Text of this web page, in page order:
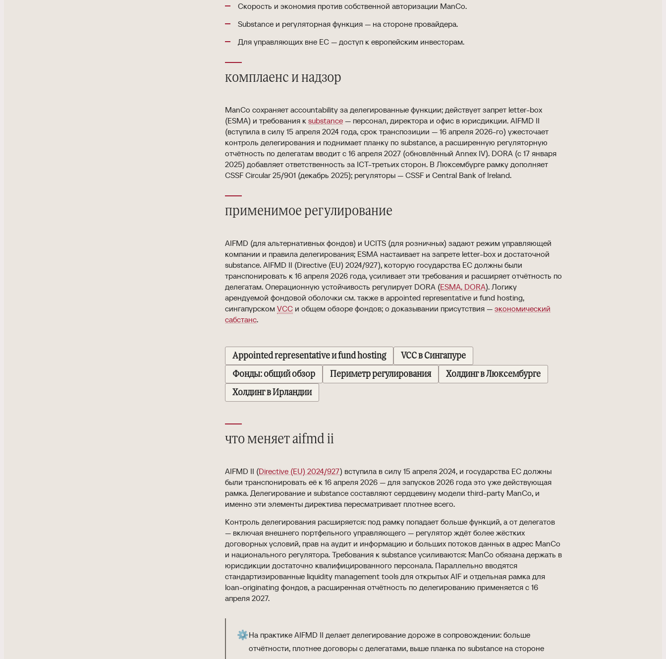
Скорость и экономия против собственной авторизации ManCo.
Substance и регуляторная функция — на стороне провайдера.
Для управляющих вне ЕС — доступ к европейским инвесторам.
комплаенс и надзор
ManCo сохраняет accountability за делегированные функции; действует запрет letter-box
(ESMA) и требования кsubstance — персонал, директора и офис в юрисдикции. AIFMD II
(вступила в силу 15 апреля 2024 года, срок транспозиции — 16 апреля 2026-го) ужесточает
контроль делегирования и поднимает планку по substance, а расширенную регуляторную
отчётность по делегатам вводит с 16 апреля 2027 (обновлённый Annex IV). DORA (с 17 января
2025) добавляет ответственность за ICT-третьих сторон. В Люксембурге рамку дополняет
CSSF Circular 25/901 (декабрь 2025); регуляторы — CSSF и Central Bank of Ireland.
применимое регулирование
AIFMD (для альтернативных фондов) и UCITS (для розничных) задают режим управляющей
компании и правила делегирования; ESMA настаивает на запрете letter-box и достаточной
substance. AIFMD II (Directive (EU) 2024/927), которую государства ЕС должны были
транспонировать к 16 апреля 2026 года, усиливает эти требования и расширяет отчётность по
делегатам. Операционную устойчивость регулирует DORA (ESMA, DORA). Логику
арендуемой фондовой оболочки см. также в appointed representative и fund hosting,
сингапурскомVCC и общем обзоре фондов; о доказывании присутствия —экономический
сабстанс.
Appointed representative и fund hosting VCC в Сингапуре
Фонды: общий обзор Периметр регулирования Холдинг в Люксембурге
Холдинг в Ирландии
что меняет aifmd ii
AIFMD II (Directive (EU) 2024/927) вступила в силу 15 апреля 2024, и государства ЕС должны
были транспонировать её к 16 апреля 2026 — для запусков 2026 года это уже действующая
рамка. Делегирование и substance составляют сердцевину модели third-party ManCo, и
именно эти элементы директива пересматривает плотнее всего.
Контроль делегирования расширяется: под рамку попадает больше функций, а от делегатов
— включая внешнего портфельного управляющего — регулятор ждёт более жёстких
договорных условий, прав на аудит и информацию и больших потоков данных в адрес ManCo
и национального регулятора. Требования к substance усиливаются: ManCo обязана держать в
юрисдикции достаточно квалифицированного персонала. Параллельно вводятся
стандартизированные liquidity management tools для открытых AIF и отдельная рамка для
loan-originating фондов, а расширенная отчётность по делегированию применяется с 16
апреля 2027.
⚙️На практике AIFMD II делает делегирование дороже в сопровождении: больше
отчётности, плотнее договоры с делегатами, выше планка по substance на стороне